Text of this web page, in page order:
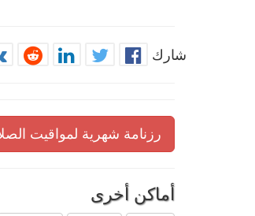
شارك
رزنامة شهرية لمواقيت
أماكن أخرى